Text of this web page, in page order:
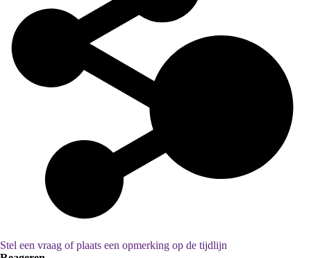
Stel een vraag of plaats een opmerking op de tijdlijn